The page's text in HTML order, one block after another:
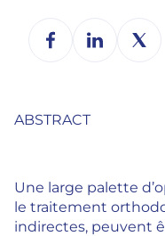
ABSTRACT
Une large palette
le traitement
indirectes, peuvent